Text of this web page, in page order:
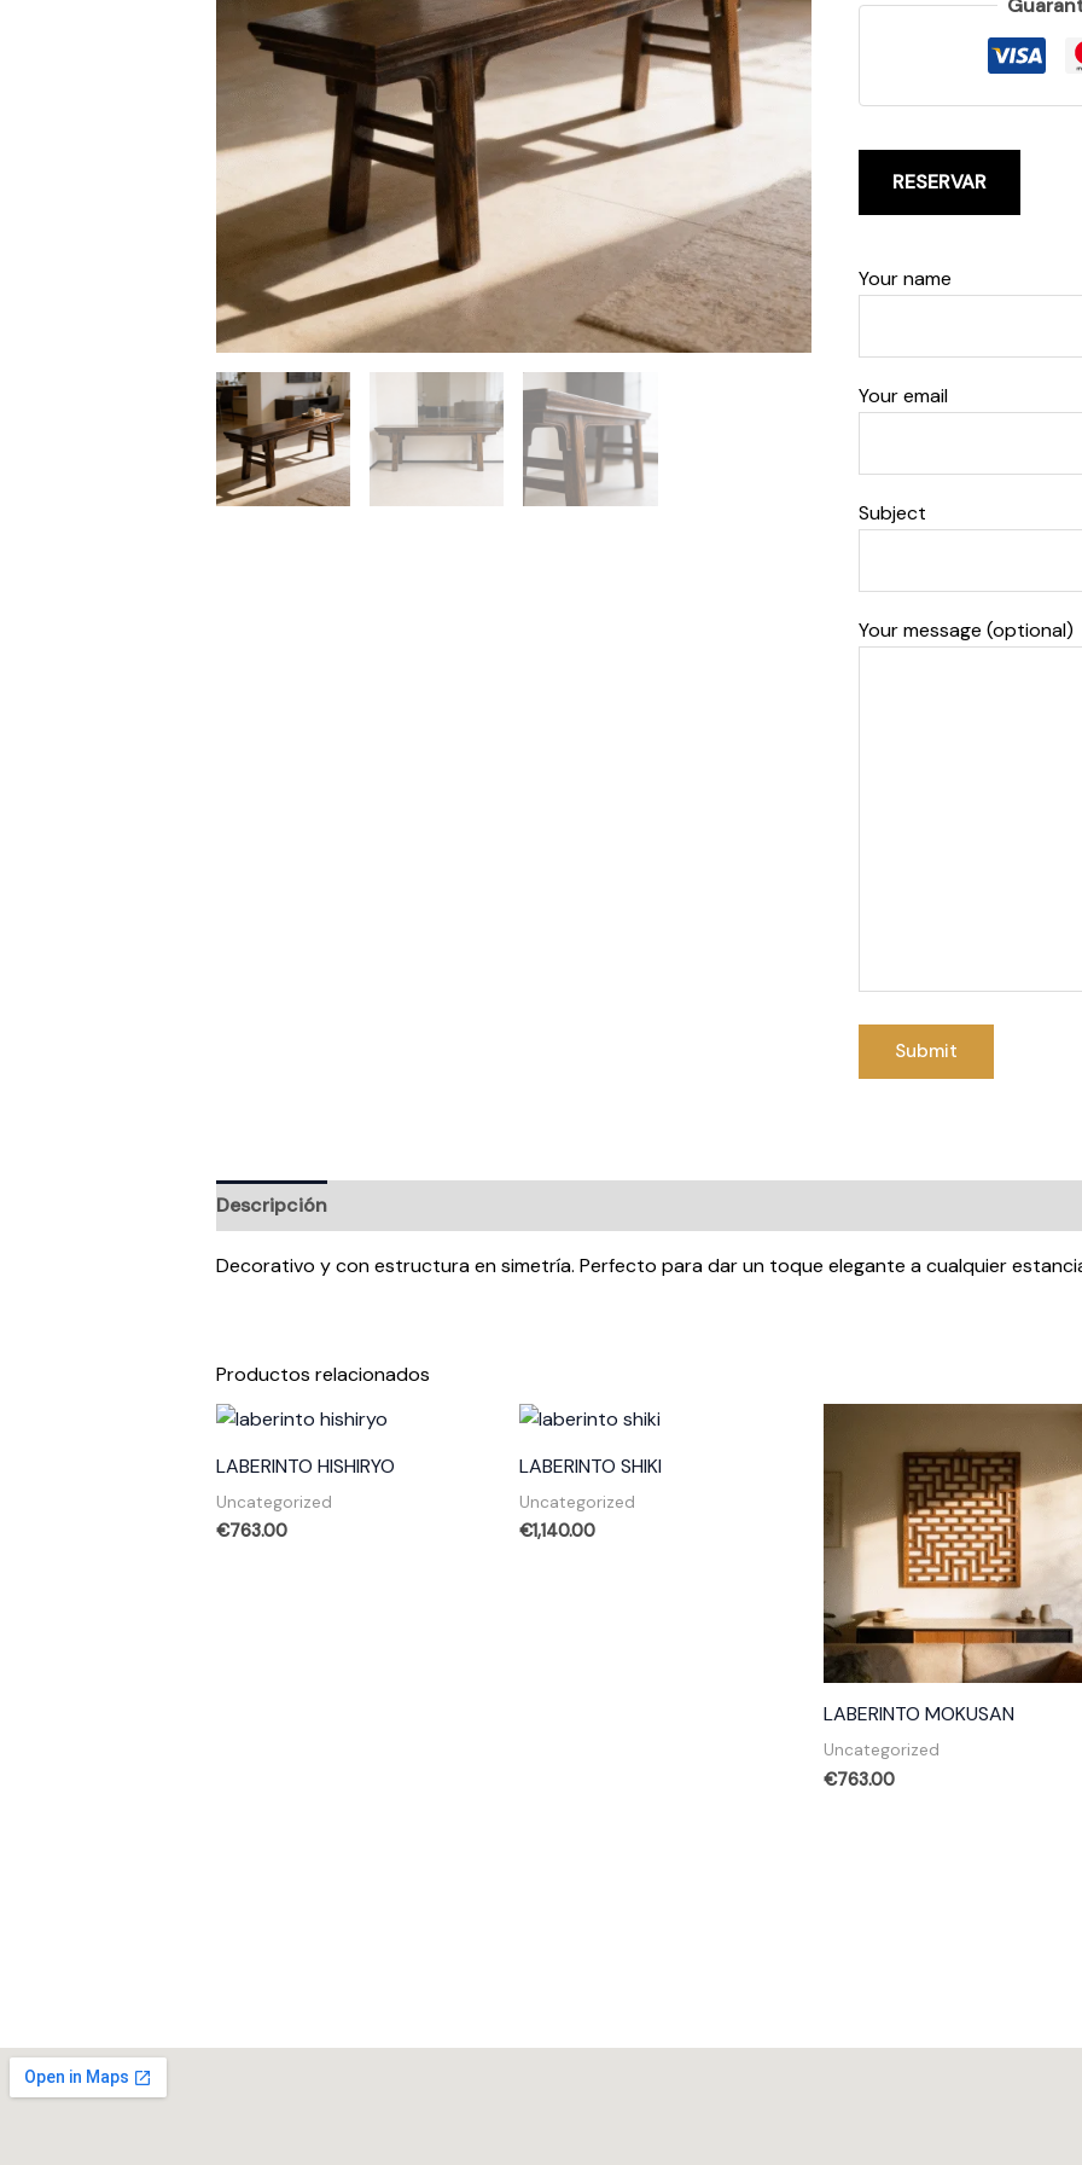
RESERVAR
Your name
Your email
Subject
Your message (optional)
Descripción
Decorativo y con estructura en simetría. Perfecto para dar un toque elegante a cualquier
Productos relacionados
LABERINTO HISHIRYO
Uncategorized
€763.00
LABERINTO SHIKI
Uncategorized
€1,140.00
LABERINTO MOKUSAN
Uncategorized
€763.00